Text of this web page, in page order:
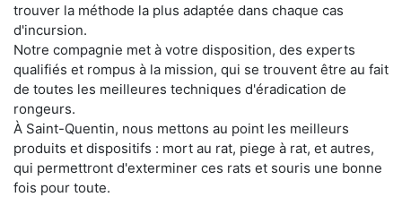
trouver la méthode la plus adaptée dans chaque cas
d'incursion.
Notre compagnie met à votre disposition, des experts
qualifiés et rompus à la mission, qui se trouvent être au fait
de toutes les meilleures techniques d'éradication de
rongeurs.
À Saint-Quentin, nous mettons au point les meilleurs
produits et dispositifs : mort au rat, piege à rat, et autres,
qui permettront d'exterminer ces rats et souris une bonne
fois pour toute.